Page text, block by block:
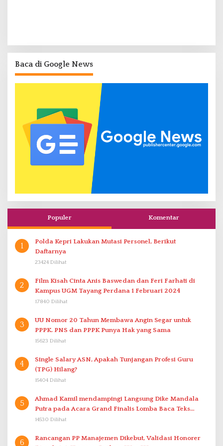
Baca di Google News
Populer Komentar
1
Polda Kepri Lakukan Mutasi Personel, Berikut
Daftarnya
23424 Dilihat
2
Film Kisah Cinta Anis Baswedan dan Feri Farhati di
Kampus UGM Tayang Perdana 1 Februari 2024
17840 Dilihat
3
UU Nomor 20 Tahun Membawa Angin Segar untuk
PPPK. PNS dan PPPK Punya Hak yang Sama
15623 Dilihat
4
Single Salary ASN, Apakah Tunjangan Profesi Guru
(TPG) Hilang?
15404 Dilihat
5
Ahmad Kamil mendampingi Langsung Dike Mandala
Putra pada Acara Grand Finalis Lomba Baca Teks
Proklamasi Mirip Bung Karno di Bali
14530 Dilihat
6
Rancangan PP Manajemen Dikebut, Validasi Honorer